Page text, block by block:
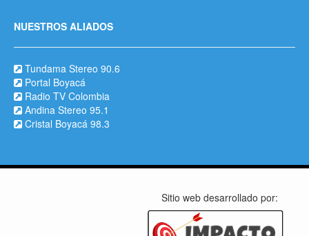
NUESTROS ALIADOS
Tundama Stereo 90.6
Portal Boyacá
Radio TV Colombia
Andina Stereo 95.1
Cristal Boyacá 98.3
Sitio web desarrollado por: